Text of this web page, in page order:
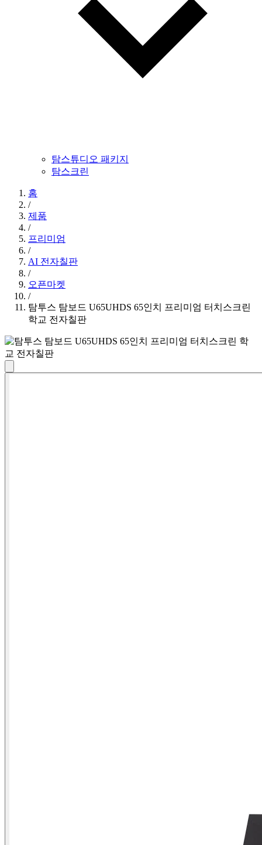
탐스튜디오 패키지
탐스크린
홈
/
제품
/
프리미엄
/
AI 전자칠판
/
오픈마켓
/
탐투스 탐보드 U65UHDS 65인치 프리미엄 터치스크린
학교 전자칠판